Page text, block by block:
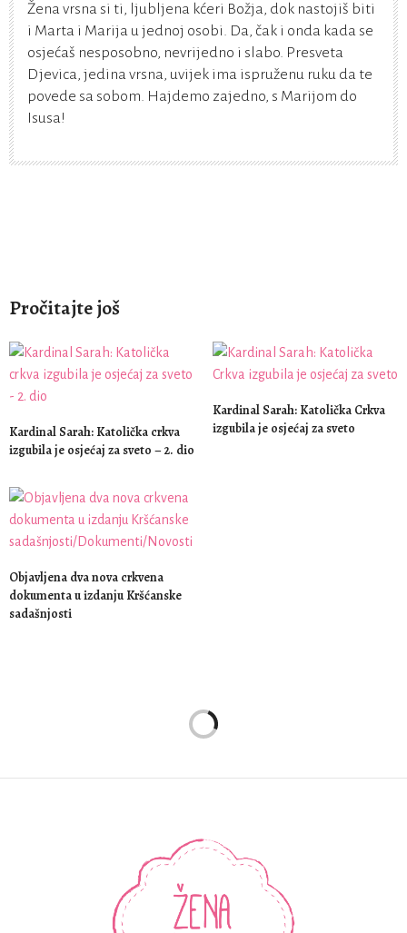
Žena vrsna si ti, ljubljena kćeri Božja, dok nastojiš biti
i Marta i Marija u jednoj osobi. Da, čak i onda kada se
osjećaš nesposobno, nevrijedno i slabo. Presveta
Djevica, jedina vrsna, uvijek ima ispruženu ruku da te
povede sa sobom. Hajdemo zajedno, s Marijom do
Isusa!
Pročitajte još
Kardinal Sarah: Katolička crkva
izgubila je osjećaj za sveto – 2. dio
Kardinal Sarah: Katolička Crkva
izgubila je osjećaj za sveto
Objavljena dva nova crkvena
dokumenta u izdanju Kršćanske
sadašnjosti